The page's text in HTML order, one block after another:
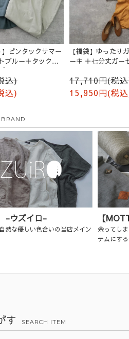
】ピンタックサマー
ブルー＋タックバ
レージュ
込)
込)
【福袋】ゆったり
ーキ ＋七分丈ガー
17,710円(税
15,950円(税
BRAND
-ウズイロ-
然な優しい色合いの当店メイン
【
余ってし
テムにす
す SEARCH ITEM